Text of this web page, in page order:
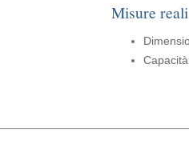
Misure reali